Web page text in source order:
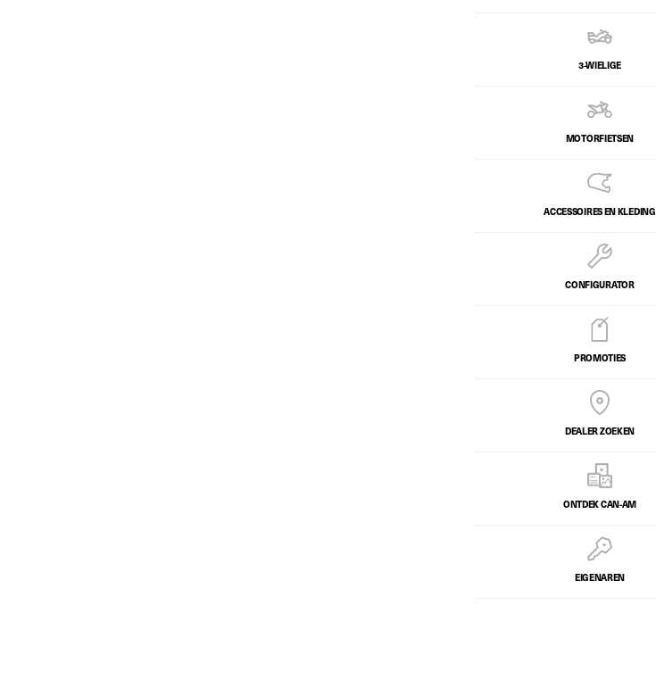
3-WIELIGE
MOTORFIETSEN
ACCESSOIRES EN KLEDING
CONFIGURATOR
PROMOTIES
DEALER ZOEKEN
ONTDEK CAN-AM
EIGENAREN